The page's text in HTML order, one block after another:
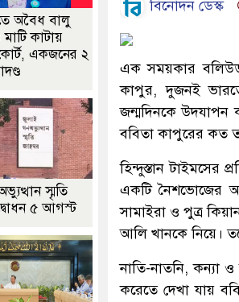
বিনোদন ডেস্ক
এক সময়কার বলিউড
কাপুর, দুজনই
জন্মদিনকে উদযাপন
ববিতা কাপুরের কত
হিন্দুস্তান টাইমসের
একটি নৈশভোজের
সামাইরা ও পুত্র
আলি খানকে নিয়ে।
নাতি-নাতনি, কন্যা
করেতে দেখা যায়
অবৈধ বালু
কাটায়
একজনের ২
স্মৃতি
৫ আগস্ট